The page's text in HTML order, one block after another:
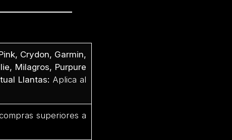
Crydon, Garmin,
Milagros, Purpure
Llantas: Aplica al
superiores a